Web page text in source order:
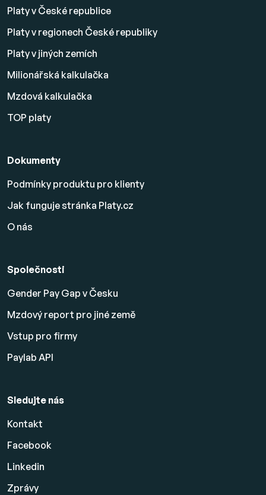
Platy v České republice
Platy v regionech České republiky
Platy v jiných zemích
Milionářská kalkulačka
Mzdová kalkulačka
TOP platy
Dokumenty
Podmínky produktu pro klienty
Jak funguje stránka Platy.cz
O nás
Společnosti
Gender Pay Gap v Česku
Mzdový report pro jiné země
Vstup pro firmy
Paylab API
Sledujte nás
Kontakt
Facebook
Linkedin
Zprávy